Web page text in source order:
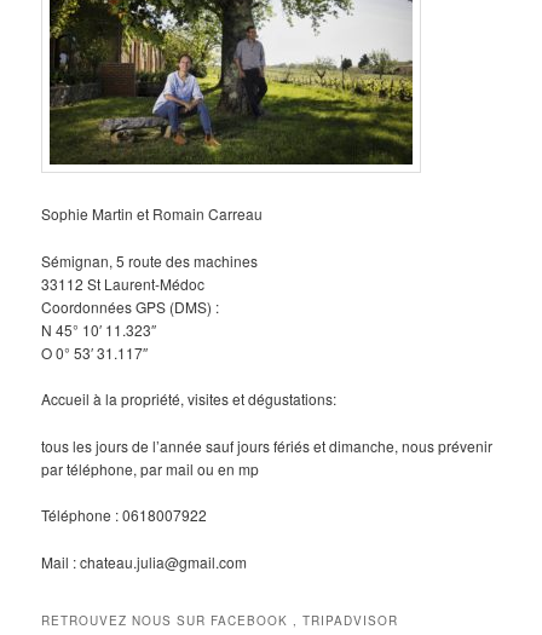
Sophie Martin et Romain Carreau
Sémignan, 5 route des machines
33112 St Laurent-Médoc
Coordonnées GPS (DMS) :
N 45° 10′ 11.323″
O 0° 53′ 31.117″
Accueil à la propriété, visites et dégustations:
tous les jours de l’année sauf jours fériés et dimanche, nous prévenir
par téléphone, par mail ou en mp
Téléphone : 0618007922
Mail : chateau.julia@gmail.com
RETROUVEZ NOUS SUR FACEBOOK , TRIPADVISOR